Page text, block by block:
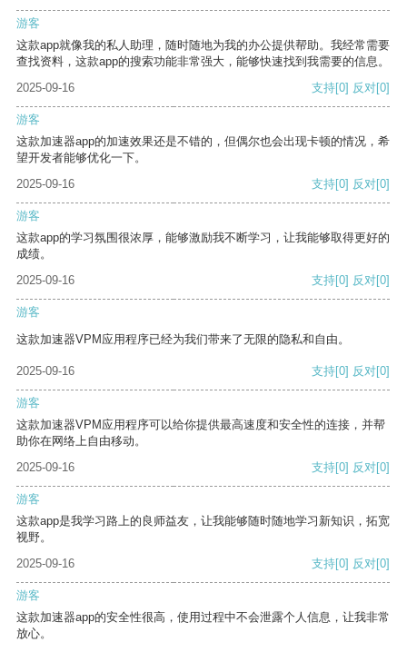
游客
这款app就像我的私人助理，随时随地为我的办公提供帮助。我经常需要
查找资料，这款app的搜索功能非常强大，能够快速找到我需要的信息。
2025-09-16
支持[0] 反对[0]
游客
这款加速器app的加速效果还是不错的，但偶尔也会出现卡顿的情况，希
望开发者能够优化一下。
2025-09-16
支持[0] 反对[0]
游客
这款app的学习氛围很浓厚，能够激励我不断学习，让我能够取得更好的
成绩。
2025-09-16
支持[0] 反对[0]
游客
这款加速器VPM应用程序已经为我们带来了无限的隐私和自由。
2025-09-16 支持[0] 反对[0]
游客
这款加速器VPM应用程序可以给你提供最高速度和安全性的连接，并帮
助你在网络上自由移动。
2025-09-16
支持[0] 反对[0]
游客
这款app是我学习路上的良师益友，让我能够随时随地学习新知识，拓宽
视野。
2025-09-16
支持[0] 反对[0]
游客
这款加速器app的安全性很高，使用过程中不会泄露个人信息，让我非常
放心。